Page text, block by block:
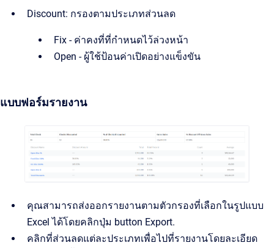
Discount: กรองตามประเภทส่วนลด
Fix - ค่าคงที่ที่กำหนดไว้ล่วงหน้า
Open - ผู้ใช้ป้อนค่าเปิดอย่างแข็งขัน
แบบฟอร์มรายงาน
คุณสามารถส่งออกรายงานตามตัวกรองที่เลือกในรูปแบบ
Excel ได้โดยคลิกปุ่ม button Export.
คลิกที่ส่วนลดแต่ละประเภทเพื่อไปที่รายงานโดยละเอียด